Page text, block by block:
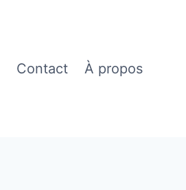
Contact À propos